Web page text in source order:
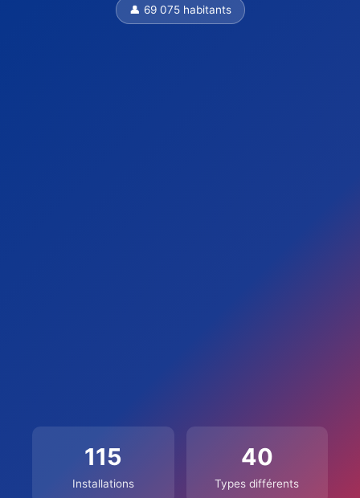
👤 69 075 habitants
115
Installations
40
Types différents